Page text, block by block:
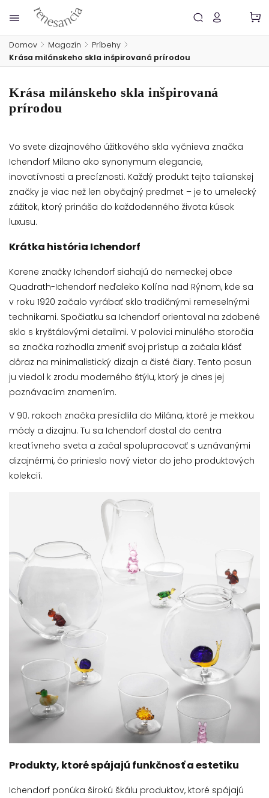
Domov / Magazín / Príbehy /
Krása milánskeho skla inšpirovaná prírodou
Krása milánskeho skla inšpirovaná
prírodou
Vo svete dizajnového úžitkového skla vyčnieva značka
Ichendorf Milano ako synonymum elegancie,
inovatívnosti a precíznosti. Každý produkt tejto talianskej
značky je viac než len obyčajný predmet – je to umelecký
zážitok, ktorý prináša do každodenného života kúsok
luxusu.
Krátka história Ichendorf
Korene značky Ichendorf siahajú do nemeckej obce
Quadrath-Ichendorf neďaleko Kolína nad Rýnom, kde sa
v roku 1920 začalo vyrábať sklo tradičnými remeselnými
technikami. Spočiatku sa Ichendorf orientoval na zdobené
sklo s kryštálovými detailmi. V polovici minulého storočia
sa značka rozhodla zmeniť svoj prístup a začala klásť
dôraz na minimalistický dizajn a čisté čiary. Tento posun
ju viedol k zrodu moderného štýlu, ktorý je dnes jej
poznávacím znamením.
V 90. rokoch značka presídlila do Milána, ktoré je mekkou
módy a dizajnu. Tu sa Ichendorf dostal do centra
kreatívneho sveta a začal spolupracovať s uznávanými
dizajnérmi, čo prinieslo nový vietor do jeho produktových
kolekcií.
Produkty, ktoré spájajú funkčnosť a estetiku
Ichendorf ponúka širokú škálu produktov, ktoré spájajú